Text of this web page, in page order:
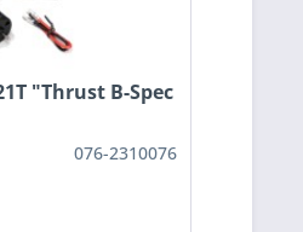
"Thrust B-Spec
076-2310076